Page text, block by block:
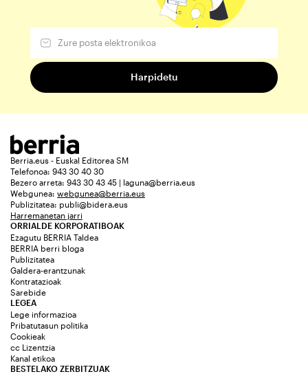
Berria.eus - Euskal Editorea SM
Telefonoa: 943 30 40 30
Bezero arreta: 943 30 43 45 | laguna@berria.eus
Webgunea: webgunea@berria.eus
Publizitatea: publi@bidera.eus
Harremanetan jarri
ORRIALDE KORPORATIBOAK
Ezagutu BERRIA Taldea
BERRIA berri bloga
Publizitatea
Galdera-erantzunak
Kontratazioak
Sarebide
LEGEA
Lege informazioa
Pribatutasun politika
Cookieak
cc Lizentzia
Kanal etikoa
BESTELAKO ZERBITZUAK